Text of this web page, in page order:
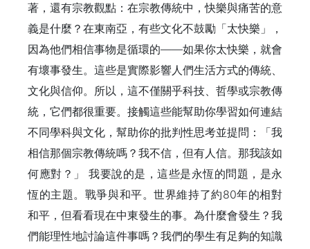
著，還有宗教觀點：在宗教傳統中，快樂與痛苦的意
義是什麼？在東南亞，有些文化不鼓勵「太快樂」，
因為他們相信事物是循環的——如果你太快樂，就會
有壞事發生。這些是實際影響人們生活方式的傳統、
文化與信仰。所以，這不僅關乎科技、哲學或宗教傳
統，它們都很重要。接觸這些能幫助你學習如何連結
不同學科與文化，幫助你的批判性思考並提問：「我
相信那個宗教傳統嗎？我不信，但有人信。那我該如
何應對？」 我要說的是，這些是永恆的問題，是永
恆的主題。戰爭與和平。世界維持了約80年的相對
和平，但看看現在中東發生的事。為什麼會發生？我
們能理性地討論這件事嗎？我們的學生有足夠的知識